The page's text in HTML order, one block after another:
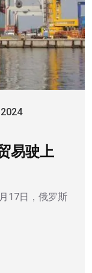
易驶上
17日，俄罗斯